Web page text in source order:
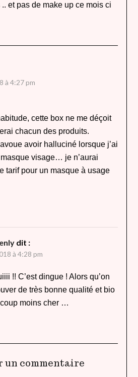
et pas de make up ce mois ci
à 4:27 pm
cette box ne me déçoit
chacun des produits.
avoir halluciné lorsque j’ai
visage… je n’aurai
tarif pour un masque à usage
dit :
à 4:28 pm
!! C’est dingue ! Alors qu’on
de très bonne qualité et bio
moins cher …
un commentaire